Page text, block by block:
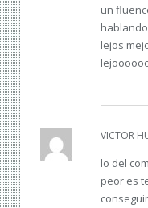
un
lejos
VICTOR
lo del
peor es